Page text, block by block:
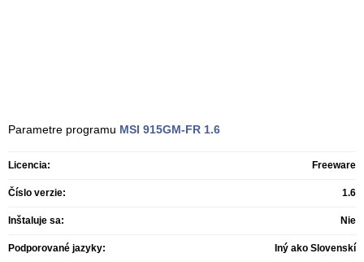
Parametre programu MSI 915GM-FR 1.6
Licencia: Freeware
Číslo verzie: 1.6
Inštaluje sa: Nie
Podporované jazyky: Iný ako Slovenskí